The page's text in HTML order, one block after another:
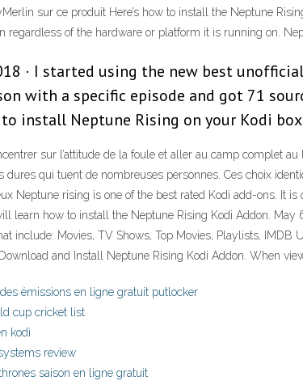
sur ce produit Here’s how to install the Neptune
regardless of the hardware or platform it is running on.
· I started using the new best
with a specific episode and got 71
install Neptune Rising on your Kodi
sur l’attitude de la foule et aller au camp complet
dures qui tuent de nombreuses personnes. Ces choix
Neptune rising is one of the best rated Kodi add-ons. It
learn how to install the Neptune Rising Kodi Addon. May
include: Movies, TV Shows, Top Movies, Playlists,
and Install Neptune Rising Kodi Addon. When
émissions en ligne gratuit putlocker
cup cricket list
kodi
review
saison en ligne gratuit